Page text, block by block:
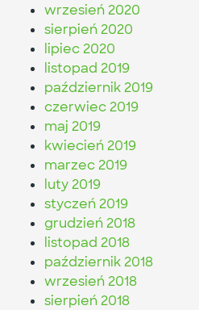
wrzesień 2020
sierpień 2020
lipiec 2020
listopad 2019
październik 2019
czerwiec 2019
maj 2019
kwiecień 2019
marzec 2019
luty 2019
styczeń 2019
grudzień 2018
listopad 2018
październik 2018
wrzesień 2018
sierpień 2018